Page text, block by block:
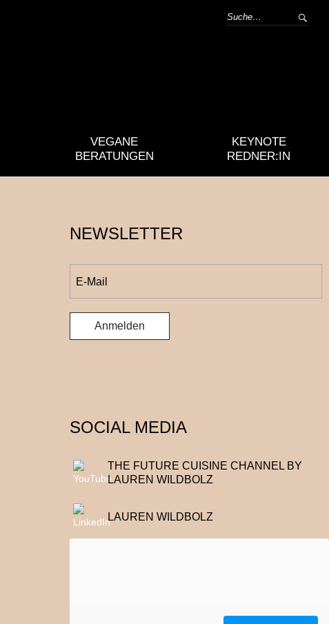
VEGANE
BERATUNGEN
KEYNOTE
REDNER:IN
NEWSLETTER
SOCIAL MEDIA
THE FUTURE CUISINE CHANNEL BY
LAUREN WILDBOLZ
LAUREN WILDBOLZ